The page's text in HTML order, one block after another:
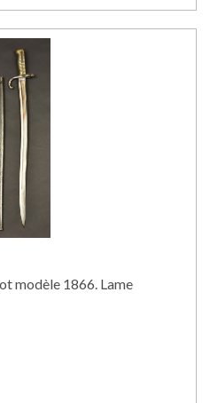
modèle 1866. Lame